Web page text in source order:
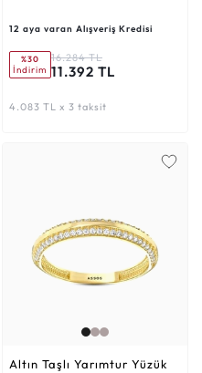
12 aya varan Alışveriş Kredisi
%30
İndirim
16.284 TL
11.392 TL
4.083 TL x 3 taksit
Altın Taşlı Yarımtur Yüzük